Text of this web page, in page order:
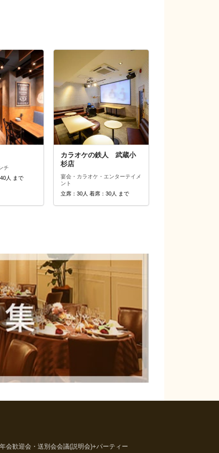
チ
人 まで
カラオケの鉄人 武蔵小
杉店
宴会・カラオケ・エンターテイメ
ント
立席：30人 着席：30人 まで
会歓迎会・送別会会議(説明会)+パーティー